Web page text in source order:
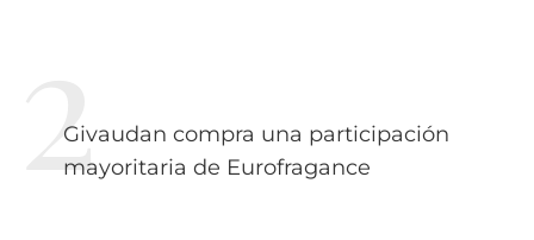
Givaudan compra una participación
mayoritaria de Eurofragance